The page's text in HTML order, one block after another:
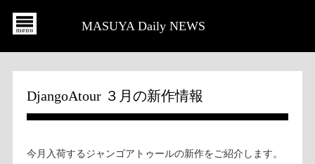
MASUYA Daily NEWS
DjangoAtour ３月の新作情報
今月入荷するジャンゴアトゥールの新作をご紹介します。